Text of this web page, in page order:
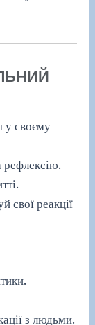
у своєму
рефлексію.
свої реакції
з людьми.